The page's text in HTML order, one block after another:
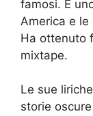
famosi. È
America e
Ha ottenuto
mixtape.
Le sue
storie